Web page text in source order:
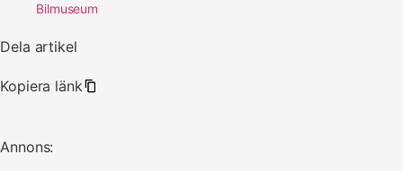
Bilmuseum
Dela artikel
Kopiera länk
Annons: